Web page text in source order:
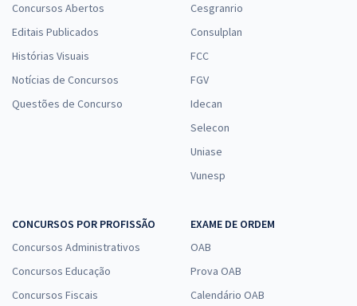
Concursos Abertos
Editais Publicados
Histórias Visuais
Notícias de Concursos
Questões de Concurso
Cesgranrio
Consulplan
FCC
FGV
Idecan
Selecon
Uniase
Vunesp
CONCURSOS POR PROFISSÃO
Concursos Administrativos
Concursos Educação
Concursos Fiscais
EXAME DE ORDEM
OAB
Prova OAB
Calendário OAB